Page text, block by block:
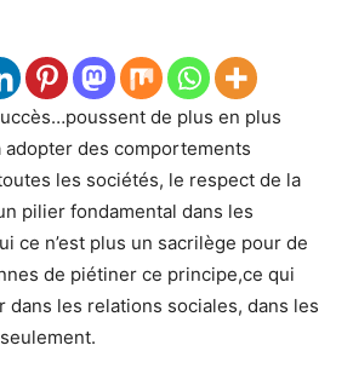
de plus en plus
des comportements
les sociétés, le respect de la
pilier fondamental dans les
ce n’est plus un sacrilège pour de
de piétiner ce principe,ce qui
dans les relations sociales, dans les